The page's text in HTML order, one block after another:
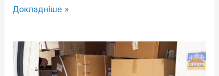
Докладніше »